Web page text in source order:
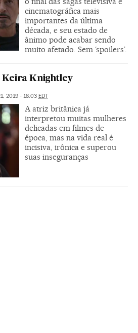
cinematográfica mais
importantes da última
década, e seu estado de
ânimo pode acabar sendo
muito afetado. Sem ‘spoilers’.
Keira Knightley
2019 - 18:03 EDT
A atriz britânica já
interpretou muitas mulheres
delicadas em filmes de
época, mas na vida real é
incisiva, irônica e superou
suas inseguranças